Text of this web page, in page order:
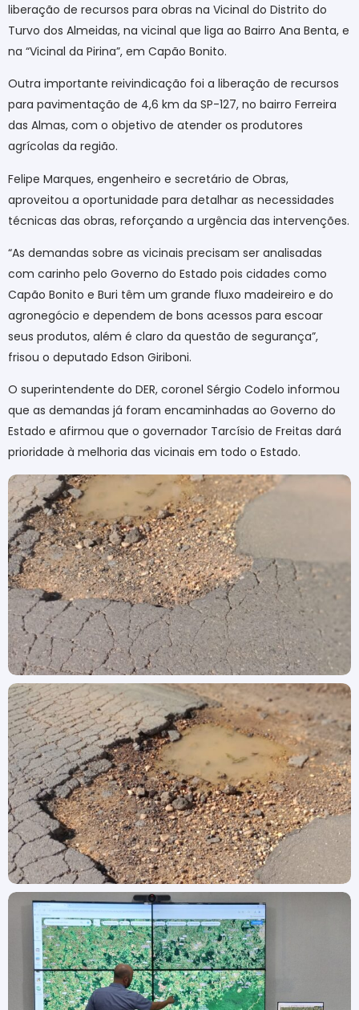
liberação de recursos para obras na Vicinal do Distrito do
Turvo dos Almeidas, na vicinal que liga ao Bairro Ana Benta, e
na “Vicinal da Pirina”, em Capão Bonito.
Outra importante reivindicação foi a liberação de recursos
para pavimentação de 4,6 km da SP-127, no bairro Ferreira
das Almas, com o objetivo de atender os produtores
agrícolas da região.
Felipe Marques, engenheiro e secretário de Obras,
aproveitou a oportunidade para detalhar as necessidades
técnicas das obras, reforçando a urgência das intervenções.
“As demandas sobre as vicinais precisam ser analisadas
com carinho pelo Governo do Estado pois cidades como
Capão Bonito e Buri têm um grande fluxo madeireiro e do
agronegócio e dependem de bons acessos para escoar
seus produtos, além é claro da questão de segurança”,
frisou o deputado Edson Giriboni.
O superintendente do DER, coronel Sérgio Codelo informou
que as demandas já foram encaminhadas ao Governo do
Estado e afirmou que o governador Tarcísio de Freitas dará
prioridade à melhoria das vicinais em todo o Estado.